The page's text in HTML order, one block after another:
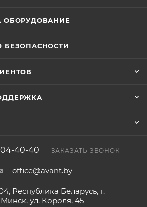
ОБОРУДОВАНИЕ
БЕЗОПАСНОСТИ
40-40 ЗАКАЗАТЬ ЗВОНОК
office@avant.by
Республика Беларусь, г.
Минск, ул. Короля, 45